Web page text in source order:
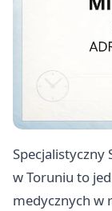
Specjalistyczny
w Toruniu to
medycznych w